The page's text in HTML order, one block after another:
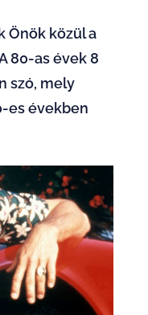
Önök közül a
80-as évek 8
szó, mely
es években